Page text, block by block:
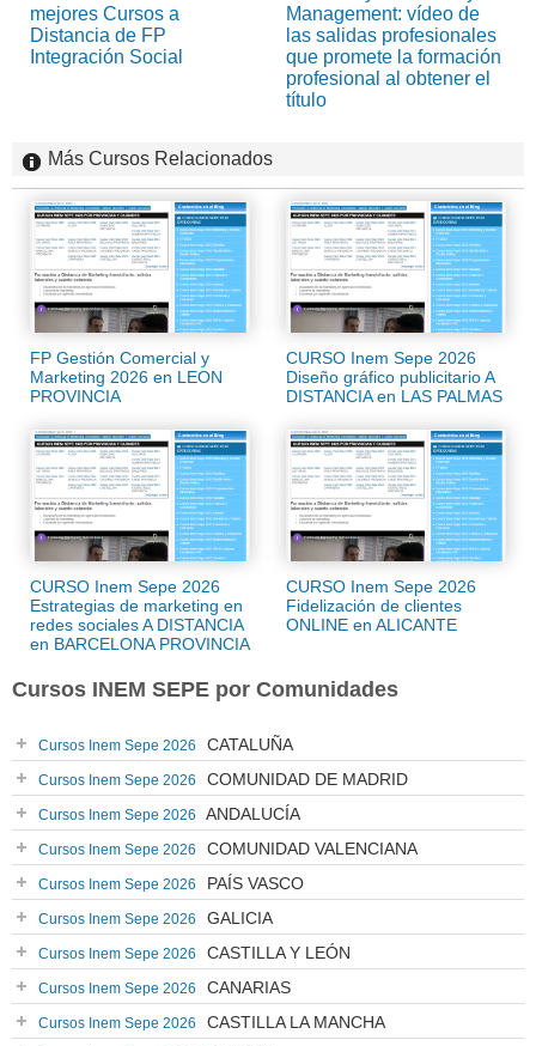
mejores Cursos a
Distancia de FP
Integración Social
Management: vídeo de
las salidas profesionales
que promete la formación
profesional al obtener el
título
Más Cursos Relacionados
FP Gestión Comercial y
Marketing 2026 en LEON
PROVINCIA
CURSO Inem Sepe 2026
Diseño gráfico publicitario A
DISTANCIA en LAS PALMAS
CURSO Inem Sepe 2026
Estrategias de marketing en
redes sociales A DISTANCIA
en BARCELONA PROVINCIA
CURSO Inem Sepe 2026
Fidelización de clientes
ONLINE en ALICANTE
Cursos INEM SEPE por Comunidades
Cursos Inem Sepe 2026 CATALUÑA
Cursos Inem Sepe 2026 COMUNIDAD DE MADRID
Cursos Inem Sepe 2026 ANDALUCÍA
Cursos Inem Sepe 2026 COMUNIDAD VALENCIANA
Cursos Inem Sepe 2026 PAÍS VASCO
Cursos Inem Sepe 2026 GALICIA
Cursos Inem Sepe 2026 CASTILLA Y LEÓN
Cursos Inem Sepe 2026 CANARIAS
Cursos Inem Sepe 2026 CASTILLA LA MANCHA